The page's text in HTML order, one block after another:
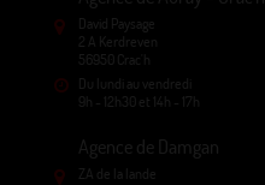
David Paysage
2 A Kerdreven
56950 Crac'h
Du lundi au vendredi
9h - 12h30 et 14h - 17h
Agence de Damgan
ZA de la lande